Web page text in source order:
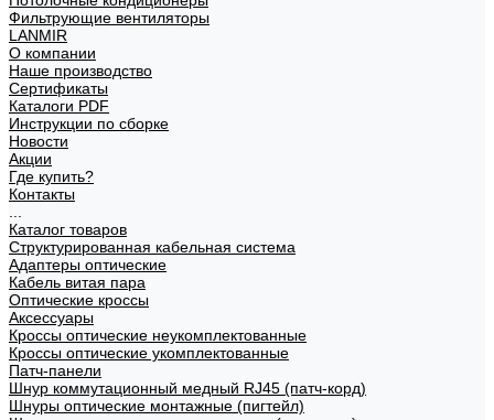
Фильтрующие вентиляторы
LANMIR
О компании
Наше производство
Сертификаты
Каталоги PDF
Инструкции по сборке
Новости
Акции
Где купить?
Контакты
Каталог товаров
Структурированная кабельная система
Адаптеры оптические
Кабель витая пара
Оптические кроссы
Аксессуары
Кроссы оптические неукомплектованные
Кроссы оптические укомплектованные
Патч-панели
Шнур коммутационный медный RJ45 (патч-корд)
Шнуры оптические монтажные (пигтейл)